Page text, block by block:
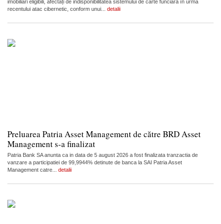
imobiliari eligibili, afectați de indisponibilitatea sistemului de carte funciară în urma
recentului atac cibernetic, conform unui... detalii
Preluarea Patria Asset Management de către BRD Asset
Management s-a finalizat
Patria Bank SA anunta ca in data de 5 august 2026 a fost finalizata tranzactia de
vanzare a participatiei de 99,9944% detinute de banca la SAI Patria Asset
Management catre... detalii